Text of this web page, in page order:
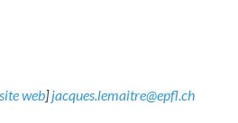
site web]jacques.lemaitre@epfl.ch